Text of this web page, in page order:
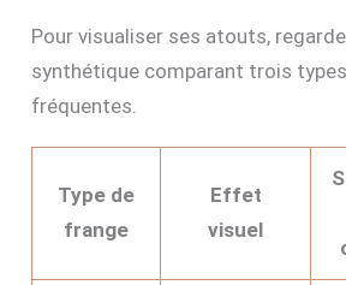
Pour visualiser ses atouts,
synthétique comparant trois
fréquentes.
Type de
frange
Effet
visuel